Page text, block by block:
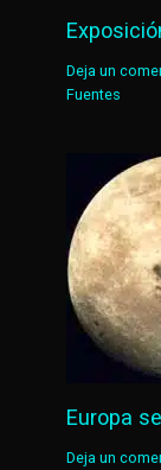
Deja un
Fuentes
Europa
Deja un